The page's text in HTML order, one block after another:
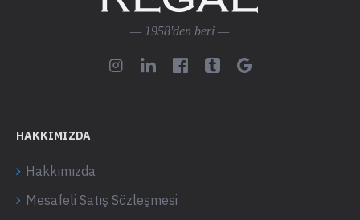
— 1958'den beri —
HAKKIMIZDA
Hakkımızda
Mesafeli Satış Sözleşmesi